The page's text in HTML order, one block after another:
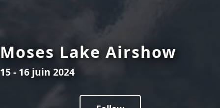
Moses Lake Airshow
15 - 16 juin 2024